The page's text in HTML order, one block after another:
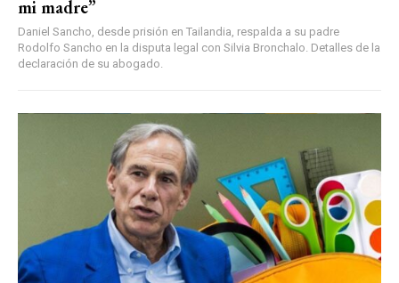
mi madre”
Daniel Sancho, desde prisión en Tailandia, respalda a su padre
Rodolfo Sancho en la disputa legal con Silvia Bronchalo. Detalles de la
declaración de su abogado.